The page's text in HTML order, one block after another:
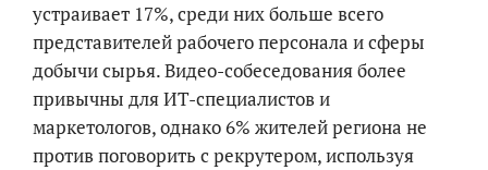
устраивает 17%, среди них больше всего
представителей рабочего персонала и сферы
добычи сырья. Видео-собеседования более
привычны для ИТ-специалистов и
маркетологов, однако 6% жителей региона не
против поговорить с рекрутером, используя